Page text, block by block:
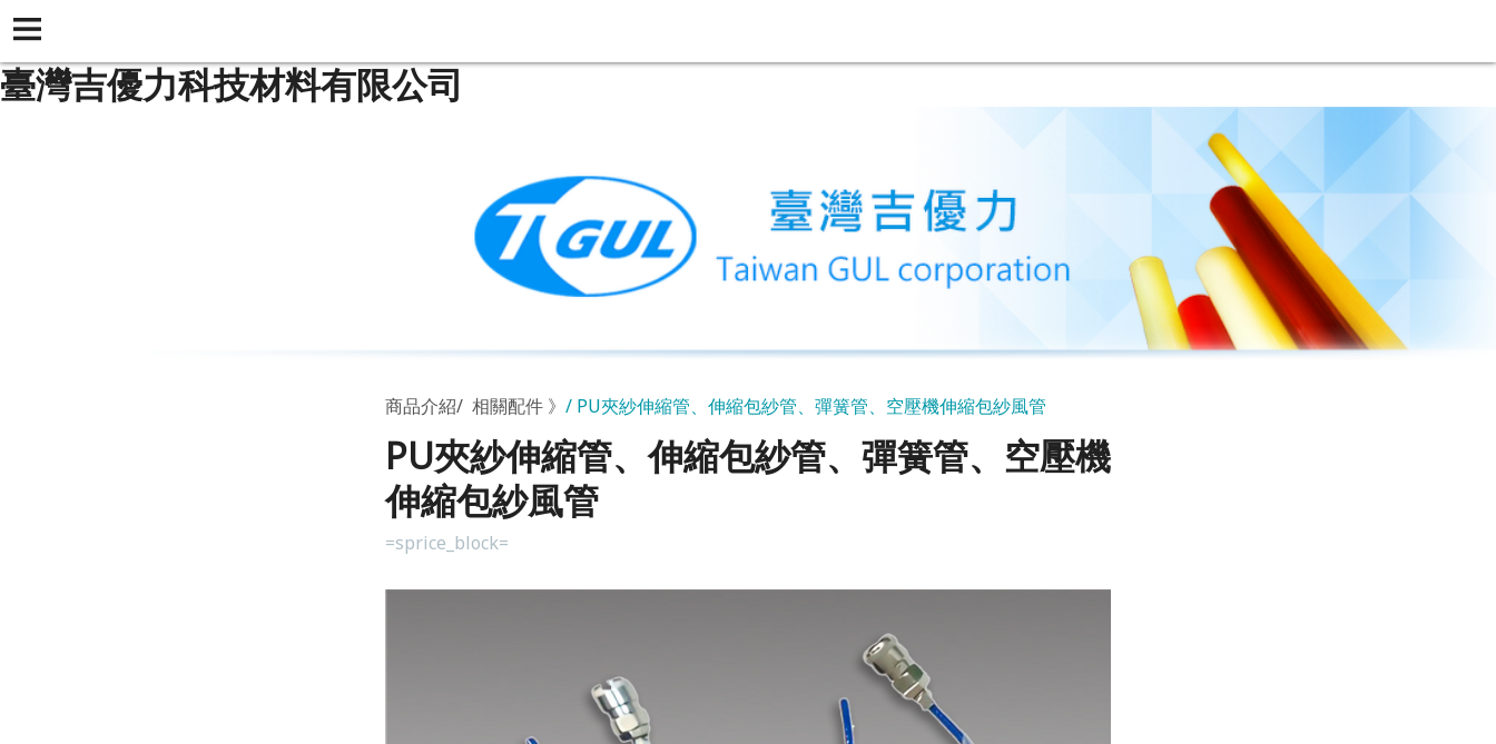
臺灣吉優力科技材料有限公司
商品介紹 相關配件 》 PU夾紗伸縮管、伸縮包紗管、彈簧管、空壓機伸縮包紗風管
PU夾紗伸縮管、伸縮包紗管、彈簧管、空壓機
伸縮包紗風管
=sprice_block=